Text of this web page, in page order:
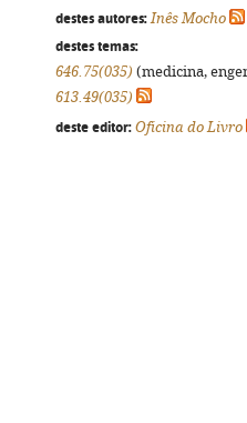
destes autores: Inês Mocho
destes temas:
646.75(035) (medicina,
613.49(035)
deste editor: Oficina do Livro